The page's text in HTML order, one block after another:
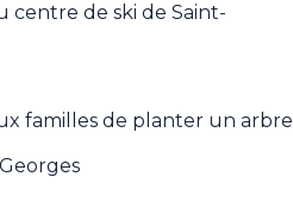
centre de ski de Saint-
familles de planter un arbre